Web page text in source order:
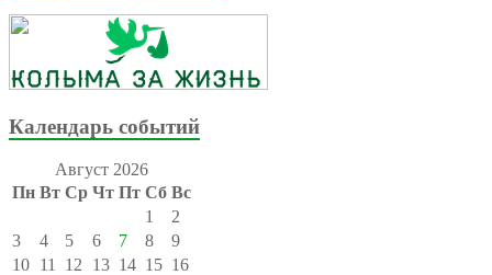
Календарь событий
Август 2026
Пн Вт Ср Чт Пт Сб Вс
1
2
3
4 5 6 7 8
9
10 11 12 13 14 15 16